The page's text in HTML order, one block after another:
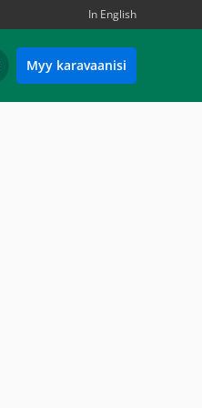
In English
Myy karavaanisi